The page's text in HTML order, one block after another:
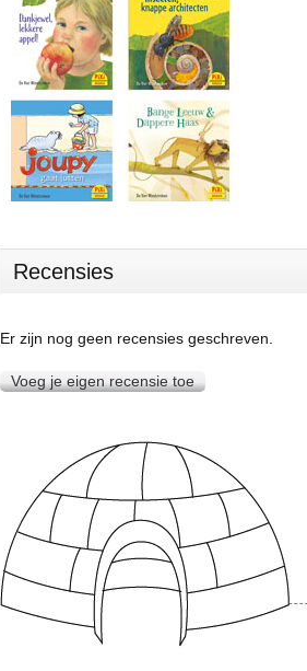
Recensies
Er zijn nog geen recensies geschreven.
Voeg je eigen recensie toe